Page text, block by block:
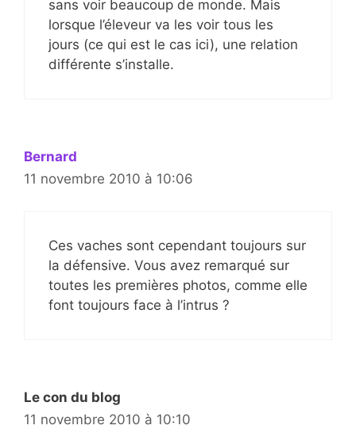
sans voir beaucoup de monde. Mais
lorsque l’éleveur va les voir tous les
jours (ce qui est le cas ici), une relation
différente s’installe.
Bernard
11 novembre 2010 à 10:06
Ces vaches sont cependant toujours sur
la défensive. Vous avez remarqué sur
toutes les premières photos, comme elle
font toujours face à l’intrus ?
Le con du blog
11 novembre 2010 à 10:10